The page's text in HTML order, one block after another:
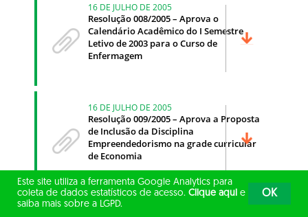
16 DE JULHO DE 2005
Resolução 008/2005 – Aprova o
Calendário Acadêmico do I Semestre
Letivo de 2003 para o Curso de
Enfermagem
16 DE JULHO DE 2005
Resolução 009/2005 – Aprova a Proposta
de Inclusão da Disciplina
Empreendedorismo na grade curricular
de Economia
16 DE JULHO DE 2005
Este site utiliza a ferramenta Google Analytics para
coleta de dados estatísticos de acesso. Clique aqui e
saiba mais sobre a LGPD.
OK